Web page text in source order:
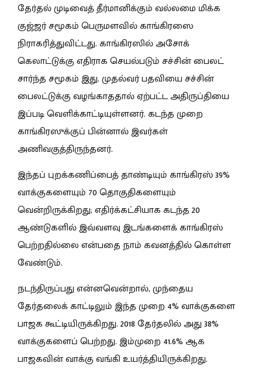
தேர்தல் முடிவைத் தீர்மானிக்கும் வல்லமை மிக்க
குஜ்ஜர் சமூகம் பெருமளவில் காங்கிரஸை
நிராகரித்துவிட்டது. காங்கிரஸில் அசோக்
கெலாட்டுக்கு எதிராக செயல்படும் சச்சின் பைலட்
சார்ந்த சமூகம் இது. முதல்வர் பதவியை சச்சின்
பைலட்டுக்கு வழங்காததால் ஏற்பட்ட அதிருப்தியை
இப்படி வெளிக்காட்டியுள்ளனர். கடந்த முறை
காங்கிரஸுக்குப் பின்னால் இவர்கள்
அணிவகுத்திருந்தனர்.
இந்தப் புறக்கணிப்பைத் தாண்டியும் காங்கிரஸ் 39%
வாக்குகளையும் 70 தொகுதிகளையும்
வென்றிருக்கிறது; எதிர்க்கட்சியாக கடந்த 20
ஆண்டுகளில் இவ்வளவு இடங்களைக் காங்கிரஸ்
பெற்றதில்லை என்பதை நாம் கவனத்தில் கொள்ள
வேண்டும்.
நடந்திருப்பது என்னவென்றால், முந்தைய
தேர்தலைக் காட்டிலும் இந்த முறை 4% வாக்குகளை
பாஜக கூட்டியிருக்கிறது. 2018 தேர்தலில் அது 38%
வாக்குகளைப் பெற்றது. இம்முறை 41.6% ஆக
பாஜகவின் வாக்கு வங்கி உயர்த்தியிருக்கிறது.